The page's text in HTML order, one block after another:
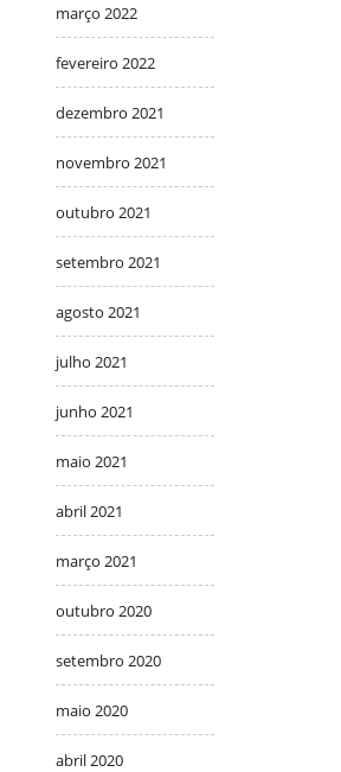
março 2022
fevereiro 2022
dezembro 2021
novembro 2021
outubro 2021
setembro 2021
agosto 2021
julho 2021
junho 2021
maio 2021
abril 2021
março 2021
outubro 2020
setembro 2020
maio 2020
abril 2020